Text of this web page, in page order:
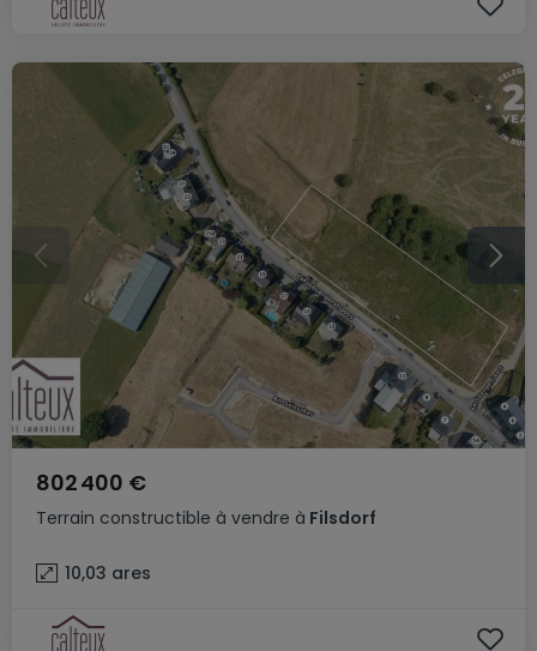
Terrain constructible à vendre à Filsdorf
802 400 €
10,03 ares